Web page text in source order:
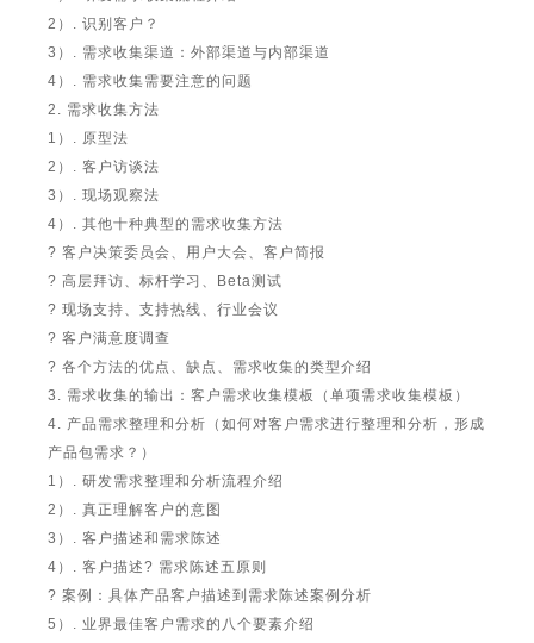
2）. 识别客户？
3）. 需求收集渠道：外部渠道与内部渠道
4）. 需求收集需要注意的问题
2. 需求收集方法
1）. 原型法
2）. 客户访谈法
3）. 现场观察法
4）. 其他十种典型的需求收集方法
? 客户决策委员会、用户大会、客户简报
? 高层拜访、标杆学习、Beta测试
? 现场支持、支持热线、行业会议
? 客户满意度调查
? 各个方法的优点、缺点、需求收集的类型介绍
3. 需求收集的输出：客户需求收集模板（单项需求收集模板）
4. 产品需求整理和分析（如何对客户需求进行整理和分析，形成
产品包需求？）
1）. 研发需求整理和分析流程介绍
2）. 真正理解客户的意图
3）. 客户描述和需求陈述
4）. 客户描述? 需求陈述五原则
? 案例：具体产品客户描述到需求陈述案例分析
5）. 业界最佳客户需求的八个要素介绍